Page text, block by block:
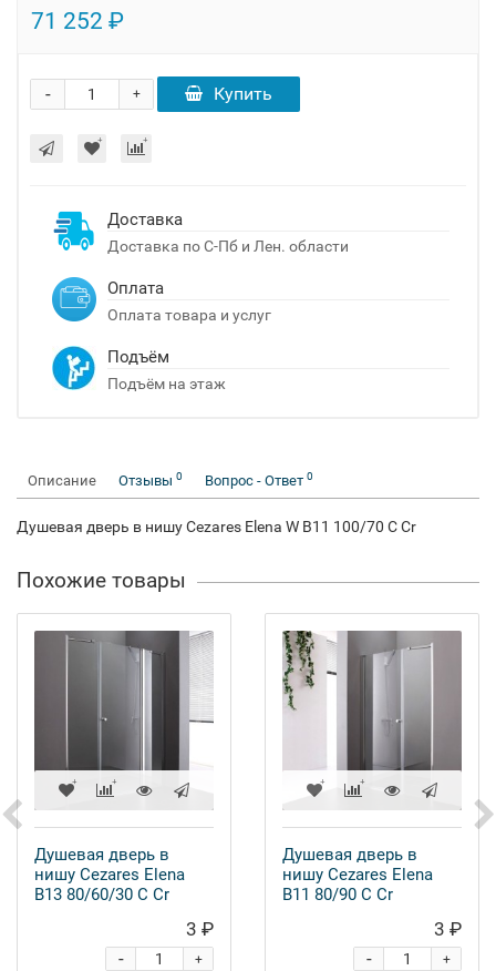
71 252 ₽
+
- Купить
Доставка
Доставка по С-Пб и Лен. области
Оплата
Оплата товара и услуг
Подъём
Подъём на этаж
Описание Отзывы 0 Вопрос - Ответ 0
Душевая дверь в нишу Cezares Elena W B11 100/70 C Cr
Похожие товары
Душевая дверь в
нишу Cezares Elena
B13 80/60/30 C Cr
3 ₽
+
-
Душевая дверь в
нишу Cezares Elena
B11 80/90 C Cr
3 ₽
+
-